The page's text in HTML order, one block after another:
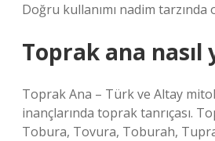
Doğru kullanımı nadim tarzında
Toprak ana nasıl
Toprak Ana – Türk ve Altay
inançlarında toprak tanrıçası.
Tobura, Tovura, Toburah,